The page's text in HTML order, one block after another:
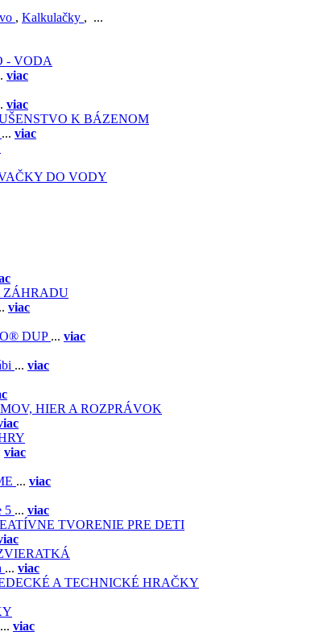
, Kalkulačky , ...
- VODA
viac
viac
K BÁZENOM
... viac
DO VODY
ZÁHRADU
viac
DUP ... viac
... viac
HIER A ROZPRÁVOK
viac
... viac
5 ... viac
TVORENIE PRE DETI
... viac
A TECHNICKÉ HRAČKY
... viac